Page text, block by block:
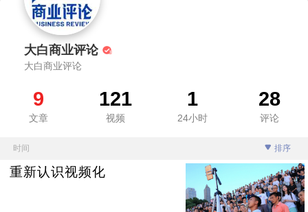
大白商业评论
大白商业评论
9
文章
121
视频
1
24小时
28
评论
时间 排序
重新认识视频化